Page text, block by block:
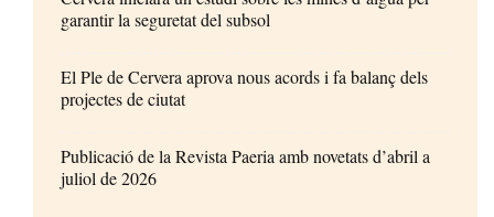
garantir la seguretat del subsol
El Ple de Cervera aprova nous acords i fa balanç dels
projectes de ciutat
Publicació de la Revista Paeria amb novetats d’abril a
juliol de 2026